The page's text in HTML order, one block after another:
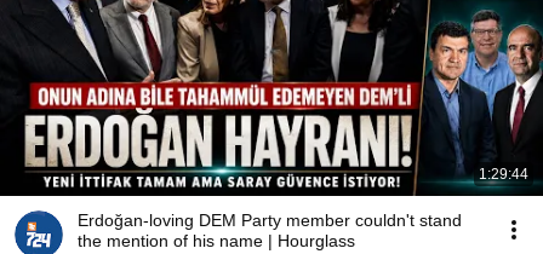
1:29:44
Erdoğan-loving DEM Party member couldn't stand
the mention of his name | Hourglass